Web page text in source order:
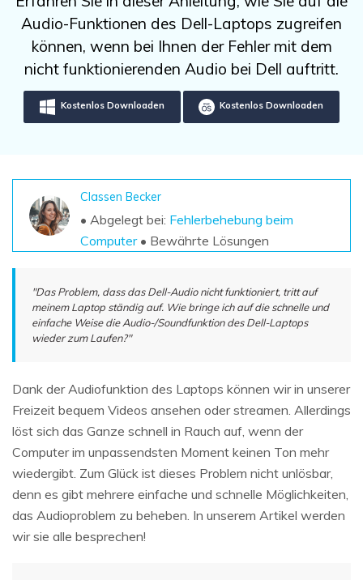
Unbegrenzte Daten vom Mac-System
wiederherstellen
Kostenlos Testen
Weitere Produkte
Repairit - Datenreparatur
UBackit - Datensicherung
Datenverlust-Szenarien
ALLE FUNKTIONEN ENTDECKEN
Sign In
search
Audio-Funktionen des Dell-Laptops zugreifen
können, wenn bei Ihnen der Fehler mit dem
nicht funktionierenden Audio bei Dell auftritt.
Kostenlos Downloaden Kostenlos Downloaden
Classen Becker
• Abgelegt bei: Fehlerbehebung beim
Computer• Bewährte Lösungen
"Das Problem, dass das Dell-Audio nicht funktioniert, tritt auf
meinem Laptop ständig auf. Wie bringe ich auf die schnelle und
einfache Weise die Audio-/Soundfunktion des Dell-Laptops
wieder zum Laufen?"
Dank der Audiofunktion des Laptops können wir in unserer
Freizeit bequem Videos ansehen oder streamen. Allerdings
löst sich das Ganze schnell in Rauch auf, wenn der
Computer im unpassendsten Moment keinen Ton mehr
wiedergibt. Zum Glück ist dieses Problem nicht unlösbar,
denn es gibt mehrere einfache und schnelle Möglichkeiten,
das Audioproblem zu beheben. In unserem Artikel werden
wir sie alle besprechen!